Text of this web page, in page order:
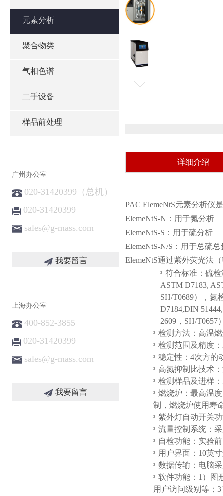
元素分析
聚合物类
气相色谱
二手设备
样品前处理
广州办公室
020-31420399（总机）
020-31420399
sales@g-mass.com
我要留言
上海办公室
400-852-3855
020-31420399
sales@g-mass.com
我要留言
详细介绍
PAC ElemeNtS元素分析仪
ElemeNtS-N：用于氮分析
ElemeNtS-S：用于硫分析
ElemeNtS-N/S：用于总硫
ElemeNtS通过紫外荧光法
² 符合标准：硫检
ASTM D7183,
SH/T0689），氮
D7184,DIN
2609，SH/T0657
² 检测方法：高温
² 检测范围及精度：
² 稳定性：4次方的
² 高氮抑制比技术
² 检测样品及进样
² 燃烧炉：最高温
制，燃烧炉使用寿
² 紫外灯自动开关
² 流量控制系统：
² 自检功能：实验
² 用户界面：10英
² 数据传输：电脑
² 软件功能：1）图
用户访问级别等；